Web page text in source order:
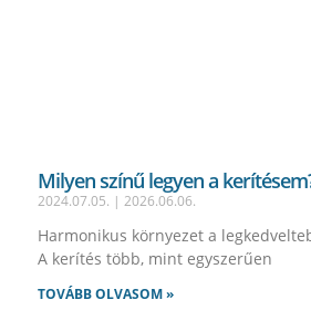
Milyen színű legyen a
2024.07.05. 2026.06.06.
Harmonikus környezet a
A kerítés több, mint egyszerűen
TOVÁBB OLVASOM »